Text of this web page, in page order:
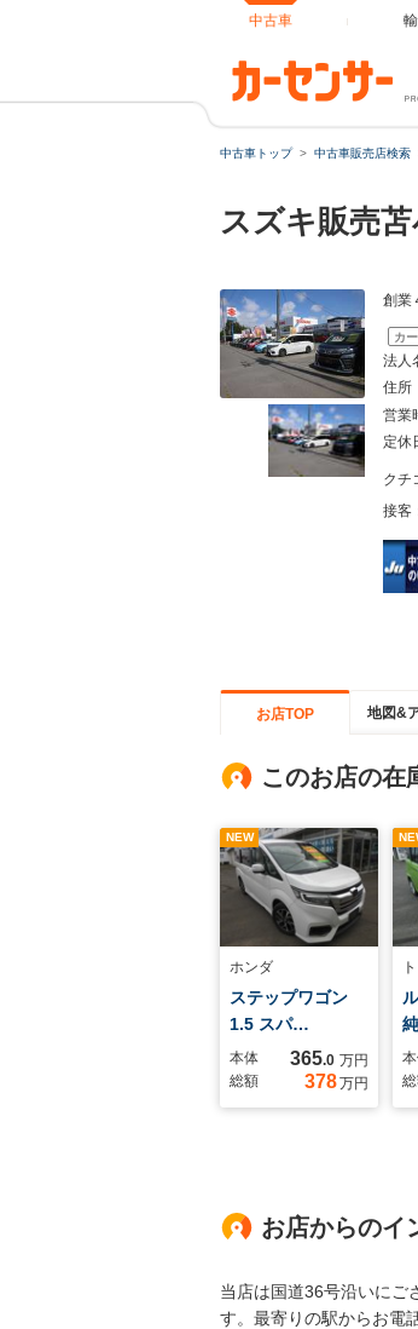
中古車
中古車トップ 中古車販売店検索
スズキ販売
創業
カ
法人
住所
営業
定休
クチ
接客
お店TOP 地図&
このお店の在
NEW
ホンダ
ステップワゴン
1.5 スパ…
本体 365.0 万円
総額
378万円
お店からのイ
当店は国道36号沿いにご
す。最寄りの駅からお電